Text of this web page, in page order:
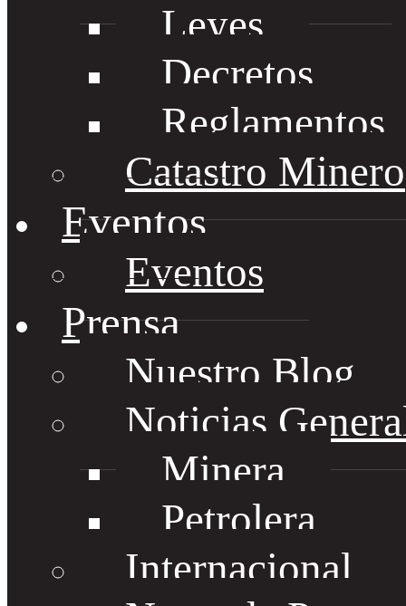
Leyes
Decretos
Reglamentos
Catastro Minero
Eventos
Eventos
Prensa
Nuestro Blog
Noticias
Minera
Petrolera
Internacional